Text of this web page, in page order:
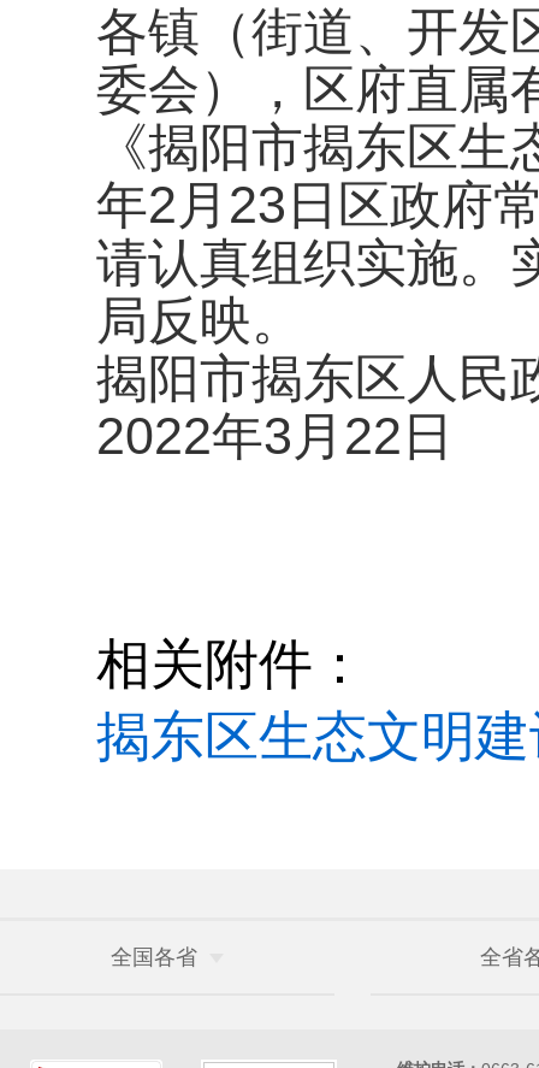
各镇（街道、开发
委会），区府直属
《揭阳市揭东区
年2月23日区政府
请认真组织实施。
局反映。
揭阳市揭东区人民
2022年3月22日
相关附件：
揭东区生态文明
全国各省 全省